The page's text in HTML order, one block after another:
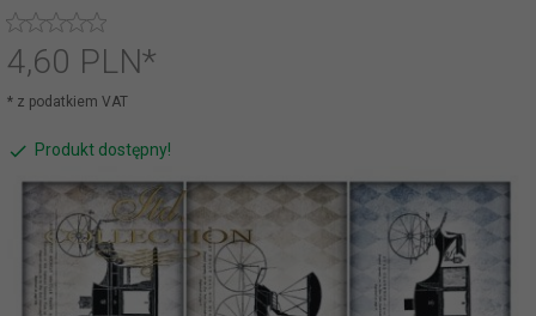
4,60 PLN*
* z podatkiem VAT
Produkt dostępny!